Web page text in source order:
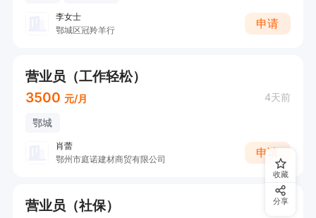
李女士
鄂城区冠羚羊行
申请
营业员（工作轻松）
3500 元/月 4天前
鄂城
肖蕾
鄂州市庭诺建材商贸有限公司
申请
营业员（社保）
收藏
分享